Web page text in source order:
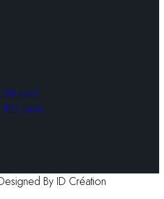
50 cm3
125 cm3
By ID Création